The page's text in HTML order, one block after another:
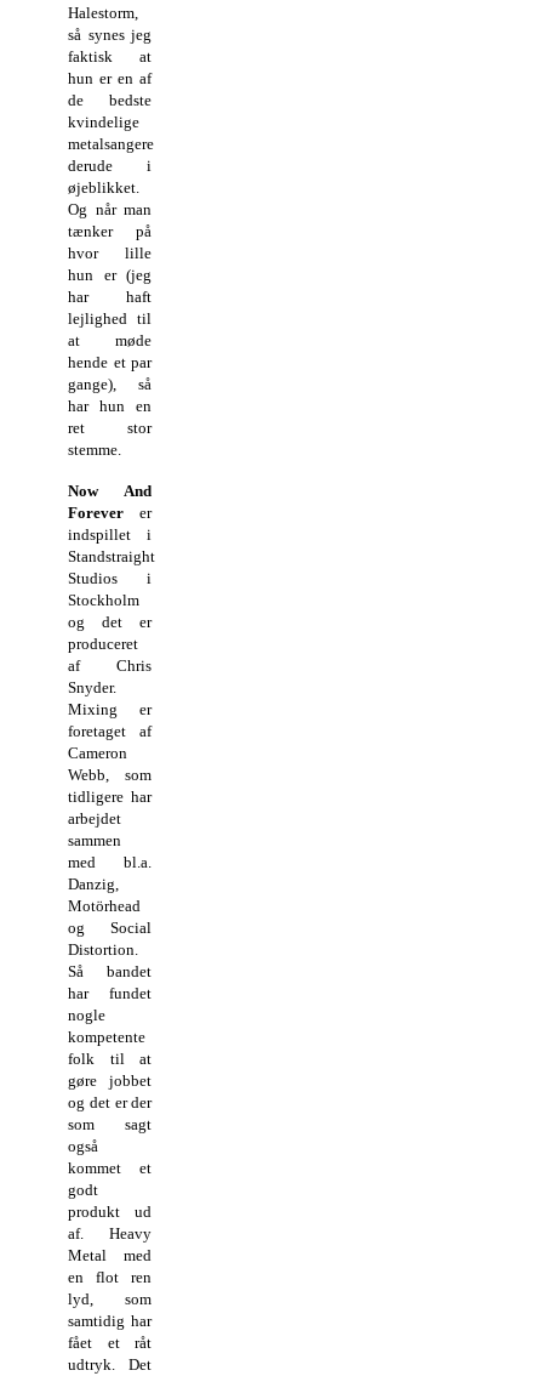
Halestorm,
så synes jeg
faktisk at
hun er en af
de bedste
kvindelige
metalsangere
derude i
øjeblikket.
Og når man
tænker på
hvor lille
hun er (jeg
har haft
lejlighed til
at møde
hende et par
gange), så
har hun en
ret stor
stemme.
Now And
Forever er
indspillet i
Standstraight
Studios i
Stockholm
og det er
produceret
af Chris
Snyder.
Mixing er
foretaget af
Cameron
Webb, som
tidligere har
arbejdet
sammen
med bl.a.
Danzig,
Motörhead
og Social
Distortion.
Så bandet
har fundet
nogle
kompetente
folk til at
gøre jobbet
og det er der
som sagt
også
kommet et
godt
produkt ud
af. Heavy
Metal med
en flot ren
lyd, som
samtidig har
fået et råt
udtryk. Det